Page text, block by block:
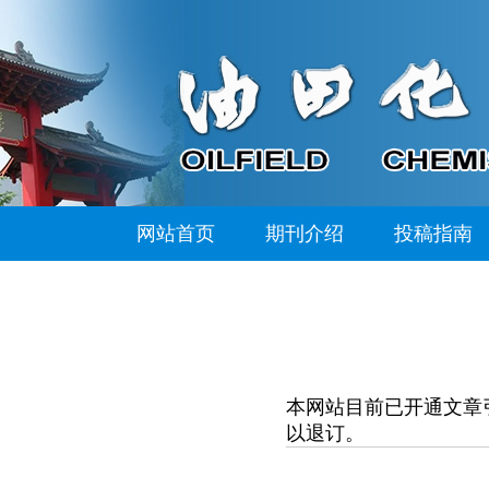
网站首页 期刊介绍 投稿指南
本网站目前已开通文
以退订。